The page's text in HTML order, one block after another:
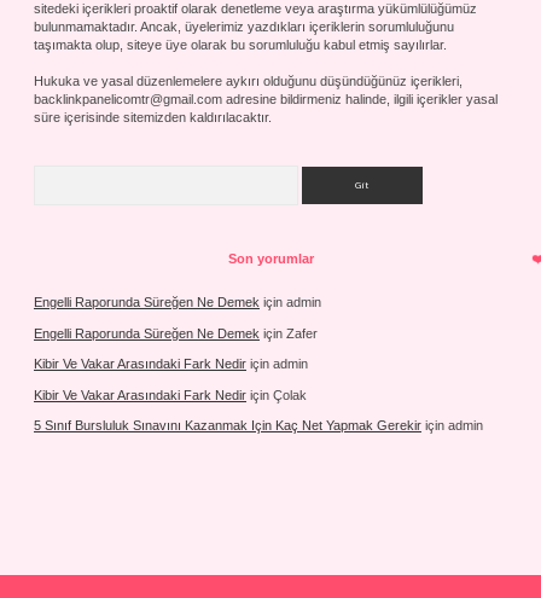
sitedeki içerikleri proaktif olarak denetleme veya araştırma yükümlülüğümüz
bulunmamaktadır. Ancak, üyelerimiz yazdıkları içeriklerin sorumluluğunu
taşımakta olup, siteye üye olarak bu sorumluluğu kabul etmiş sayılırlar.
Hukuka ve yasal düzenlemelere aykırı olduğunu düşündüğünüz içerikleri,
backlinkpanelicomtr@gmail.com adresine bildirmeniz halinde, ilgili içerikler yasal
süre içerisinde sitemizden kaldırılacaktır.
Son yorumlar
Engelli Raporunda Süreğen Ne Demek için admin
Engelli Raporunda Süreğen Ne Demek için Zafer
Kibir Ve Vakar Arasındaki Fark Nedir için admin
Kibir Ve Vakar Arasındaki Fark Nedir için Çolak
5 Sınıf Bursluluk Sınavını Kazanmak Için Kaç Net Yapmak Gerekir için admin